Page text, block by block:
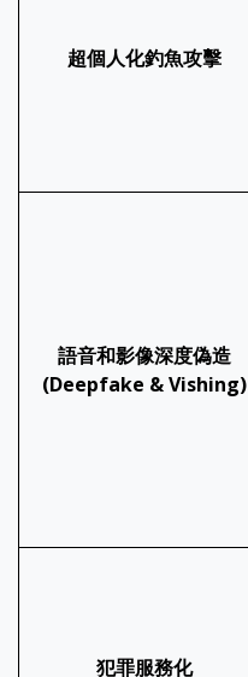
超個人化釣魚攻擊
語音和影像深度偽造
(Deepfake & Vishing)
犯罪服務化